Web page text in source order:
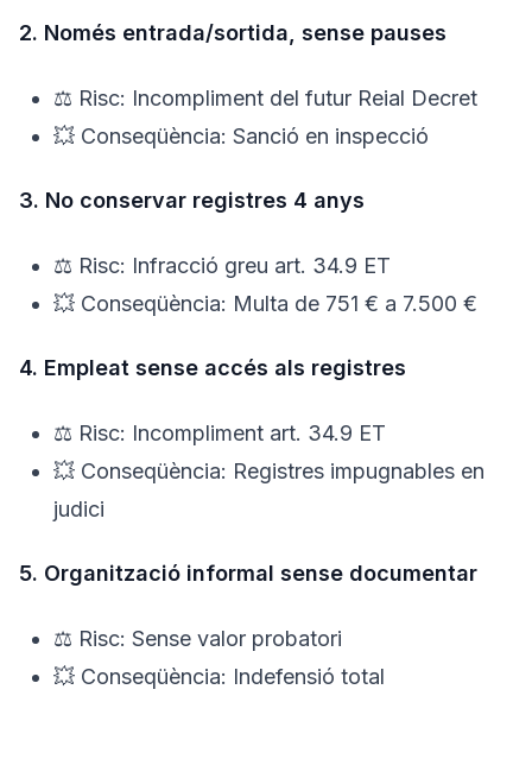
2. Només entrada/sortida, sense pauses
⚖️ Risc: Incompliment del futur Reial Decret
💥 Conseqüència: Sanció en inspecció
3. No conservar registres 4 anys
⚖️ Risc: Infracció greu art. 34.9 ET
💥 Conseqüència: Multa de 751 € a 7.500 €
4. Empleat sense accés als registres
⚖️ Risc: Incompliment art. 34.9 ET
💥 Conseqüència: Registres impugnables en
judici
5. Organització informal sense documentar
⚖️ Risc: Sense valor probatori
💥 Conseqüència: Indefensió total